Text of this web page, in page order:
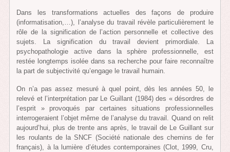
Dans les transformations actuelles des façons de produire
(informatisation,…), l’analyse du travail révèle particulièrement le
rôle de la signification de l’action personnelle et collective des
sujets. La signification du travail devient primordiale. La
psychopathologie active dans la sphère professionnelle, est
restée longtemps isolée dans sa recherche pour faire reconnaître
la part de subjectivité qu’engage le travail humain.
On n’a pas assez mesuré à quel point, dès les années 50, le
relevé et l’interprétation par Le Guillant (1984) des « désordres de
l’esprit » provoqués par certaines situations professionnelles
interrogeraient l’objet même de l’analyse du travail. Quand on relit
aujourd’hui, plus de trente ans après, le travail de Le Guillant sur
les roulants de la SNCF (Société nationale des chemins de fer
français), à la lumière d’études contemporaines (Clot, 1999, Cru,